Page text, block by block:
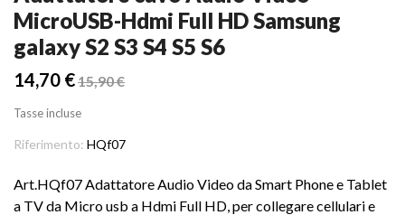
MicroUSB-Hdmi Full HD Samsung
galaxy S2 S3 S4 S5 S6
14,70 €15,90 €
Tasse incluse
Riferimento: HQf07
Art.HQf07 Adattatore Audio Video da Smart Phone e Tablet
a TV da Micro usb a Hdmi Full HD, per collegare cellulari e